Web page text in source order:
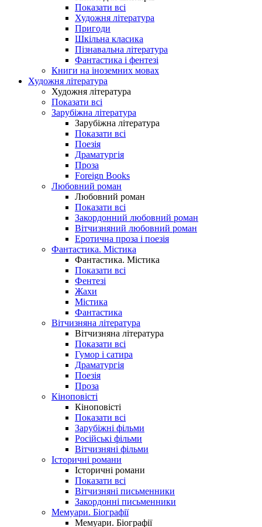
Показати всі
Художня література
Пригоди
Шкільна класика
Пізнавальна література
Фантастика і фентезі
Книги на іноземних мовах
Художня література
Художня література
Показати всі
Зарубіжна література
Зарубіжна література
Показати всі
Поезія
Драматургія
Проза
Foreign Books
Любовний роман
Любовний роман
Показати всі
Закордонний любовний роман
Вітчизняний любовний роман
Еротична проза і поезія
Фантастика. Містика
Фантастика. Містика
Показати всі
Фентезі
Жахи
Містика
Фантастика
Вітчизняна література
Вітчизняна література
Показати всі
Гумор і сатира
Драматургія
Поезія
Проза
Кіноповісті
Кіноповісті
Показати всі
Зарубіжні фільми
Російські фільми
Вітчизняні фільми
Історичні романи
Історичні романи
Показати всі
Вітчизняні письменники
Закордонні письменники
Мемуари. Біографії
Мемуари. Біографії